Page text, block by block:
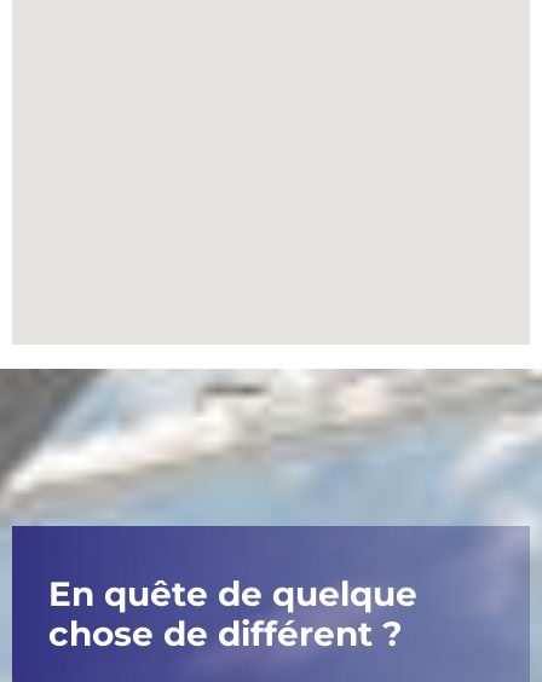
En quête de quelque
chose de différent ?